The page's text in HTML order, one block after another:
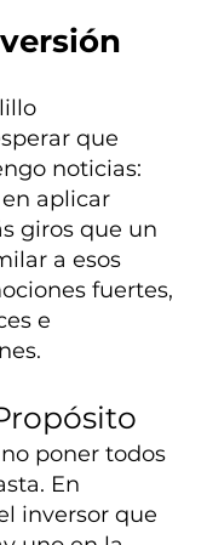
que
noticias:
aplicar
giros que un
a esos
fuertes,
e
poner todos
En
inversor que